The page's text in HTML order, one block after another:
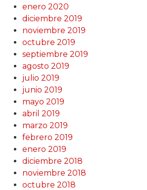
enero 2020
diciembre 2019
noviembre 2019
octubre 2019
septiembre 2019
agosto 2019
julio 2019
junio 2019
mayo 2019
abril 2019
marzo 2019
febrero 2019
enero 2019
diciembre 2018
noviembre 2018
octubre 2018